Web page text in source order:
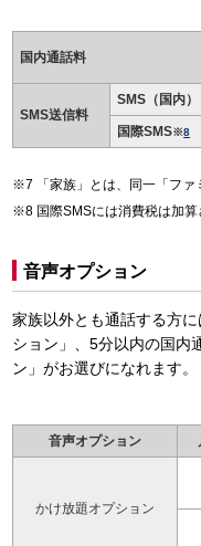
国内通話料
SMS送信料
SMS（国内）
国際SMS※8
「家族」とは、同一「フ
国際SMSには消費税は加算
音声オプション
家族以外とも通話する方
ション」、5分以内の国内
ン」がお選びになれます。
音声オプション
かけ放題オプション